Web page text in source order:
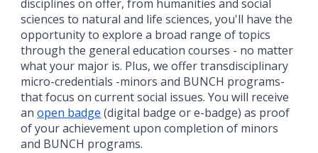
disciplines on offer, from humanities and social
sciences to natural and life sciences, you'll have the
opportunity to explore a broad range of topics
through the general education courses - no matter
what your major is. Plus, we offer transdisciplinary
micro-credentials -minors and BUNCH programs-
that focus on current social issues. You will receive
an open badge (digital badge or e-badge) as proof
of your achievement upon completion of minors
and BUNCH programs.